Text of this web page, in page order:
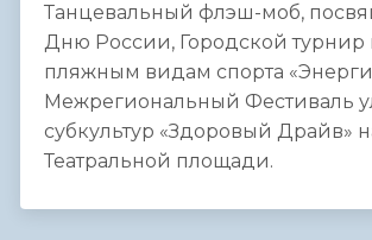
Танцевальный флэш-моб,
Дню России, Городской турнир
пляжным видам спорта
Межрегиональный Фестиваль
субкультур «Здоровый Драйв»
Театральной площади.